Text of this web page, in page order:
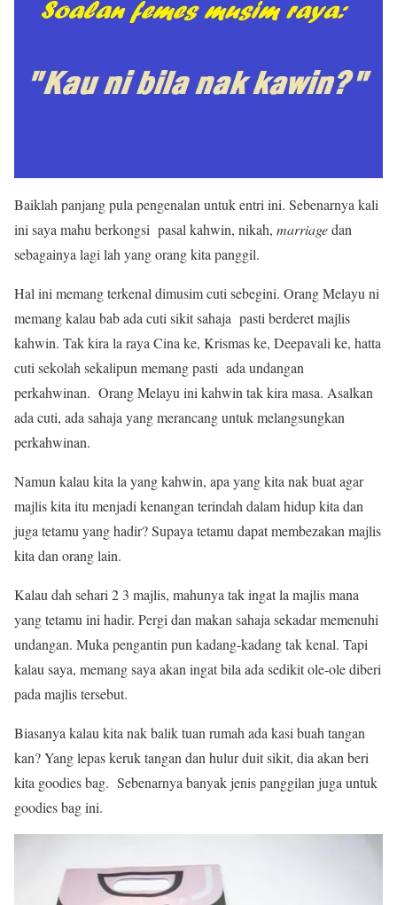
Baiklah panjang pula pengenalan untuk entri ini. Sebenarnya kali
ini saya mahu berkongsi pasal kahwin, nikah, marriagedan
sebagainya lagi lah yang orang kita panggil.
Hal ini memang terkenal dimusim cuti sebegini. Orang Melayu ni
memang kalau bab ada cuti sikit sahaja pasti berderet majlis
kahwin. Tak kira la raya Cina ke, Krismas ke, Deepavali ke, hatta
cuti sekolah sekalipun memang pasti ada undangan
perkahwinan. Orang Melayu ini kahwin tak kira masa. Asalkan
ada cuti, ada sahaja yang merancang untuk melangsungkan
perkahwinan.
Namun kalau kita la yang kahwin, apa yang kita nak buat agar
majlis kita itu menjadi kenangan terindah dalam hidup kita dan
juga tetamu yang hadir? Supaya tetamu dapat membezakan majlis
kita dan orang lain.
Kalau dah sehari 2 3 majlis, mahunya tak ingat la majlis mana
yang tetamu ini hadir. Pergi dan makan sahaja sekadar memenuhi
undangan. Muka pengantin pun kadang-kadang tak kenal. Tapi
kalau saya, memang saya akan ingat bila ada sedikit ole-ole diberi
pada majlis tersebut.
Biasanya kalau kita nak balik tuan rumah ada kasi buah tangan
kan? Yang lepas keruk tangan dan hulur duit sikit, dia akan beri
kita goodies bag. Sebenarnya banyak jenis panggilan juga untuk
goodies bag ini.